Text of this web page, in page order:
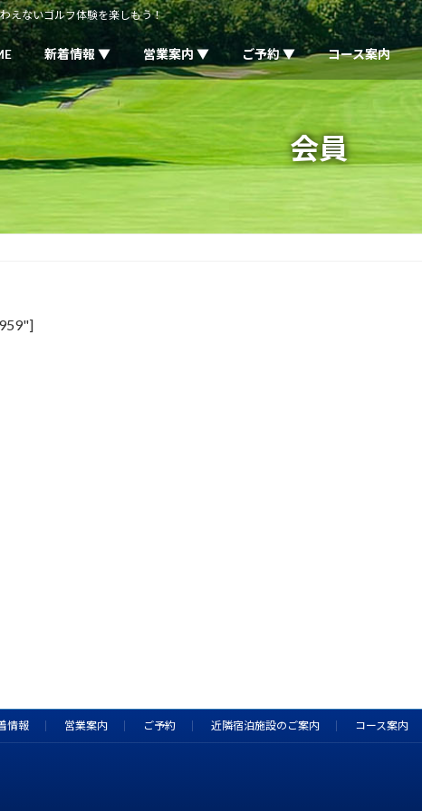
えないゴルフ体験を楽しもう！
新着情報 ▼ 営業案内 ▼ ご予約 ▼ コース案内
会員
情報 営業案内 ご予約 近隣宿泊施設のご案内 コース案内